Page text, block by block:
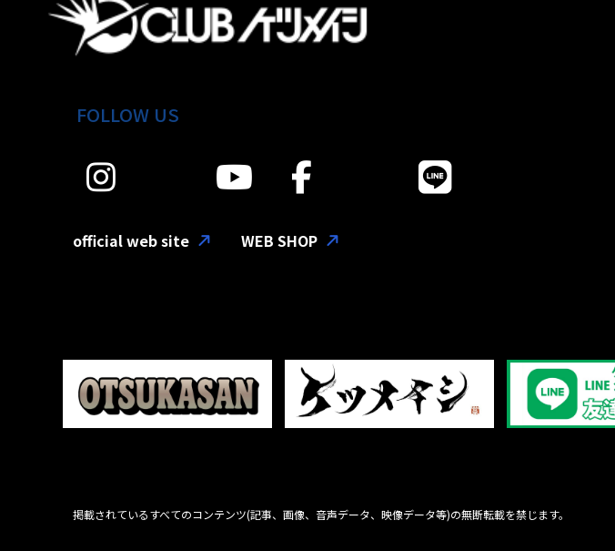
FOLLOW US
official web site WEB SHOP
掲載されているすべてのコンテンツ(記事、画像、音声データ、映像データ等)の無断転載を禁じます。